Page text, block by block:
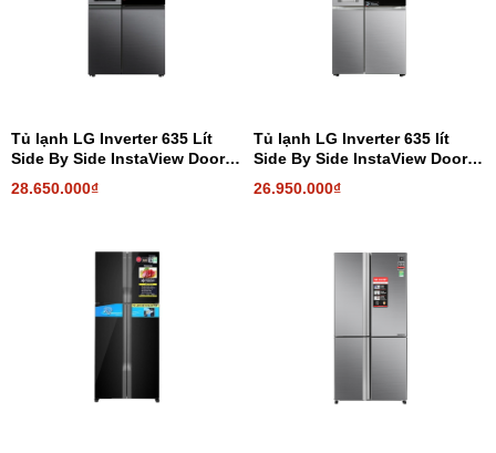
Tủ lạnh LG Inverter 635 Lít
Side By Side InstaView Door-
28.650.000₫
Tủ lạnh LG Inverter 635 lít
Side By Side InstaView Door-
26.950.000₫